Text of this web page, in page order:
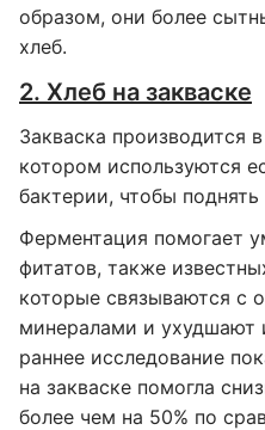
образом, они более
хлеб.
2. Хлеб на закваске
Закваска производится
котором используются
бактерии, чтобы поднять
Ферментация помогает
фитатов, также
которые связываются с
минералами и ухудшают
раннее исследование
на закваске помогла
более чем на 50% по